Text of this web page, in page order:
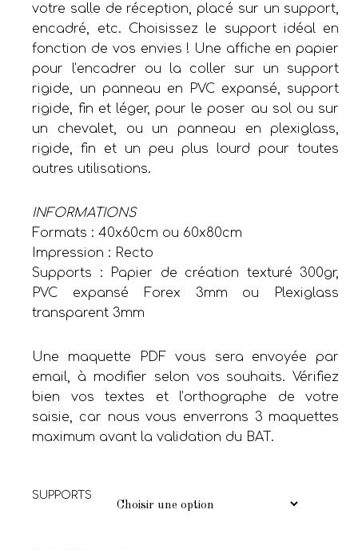
votre salle de réception, placé sur un support,
encadré, etc. Choisissez le support idéal en
fonction de vos envies ! Une affiche en papier
pour l’encadrer ou la coller sur un support
rigide, un panneau en PVC expansé, support
rigide, fin et léger, pour le poser au sol ou sur
un chevalet, ou un panneau en plexiglass,
rigide, fin et un peu plus lourd pour toutes
autres utilisations.
INFORMATIONS
Formats : 40x60cm ou 60x80cm
Impression : Recto
Supports : Papier de création texturé 300gr,
PVC expansé Forex 3mm ou Plexiglass
transparent 3mm
Une maquette PDF vous sera envoyée par
email, à modifier selon vos souhaits. Vérifiez
bien vos textes et l’orthographe de votre
saisie, car nous vous enverrons 3 maquettes
maximum avant la validation du BAT.
SUPPORTS